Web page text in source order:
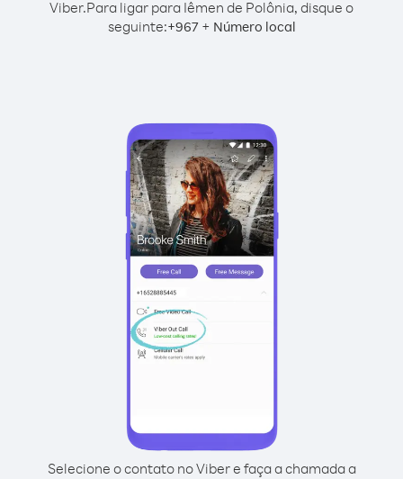
Viber.Para ligar para Iêmen de Polônia, disque o
seguinte:+967+ Número local
Selecione o contato no Viber e faça a chamada a